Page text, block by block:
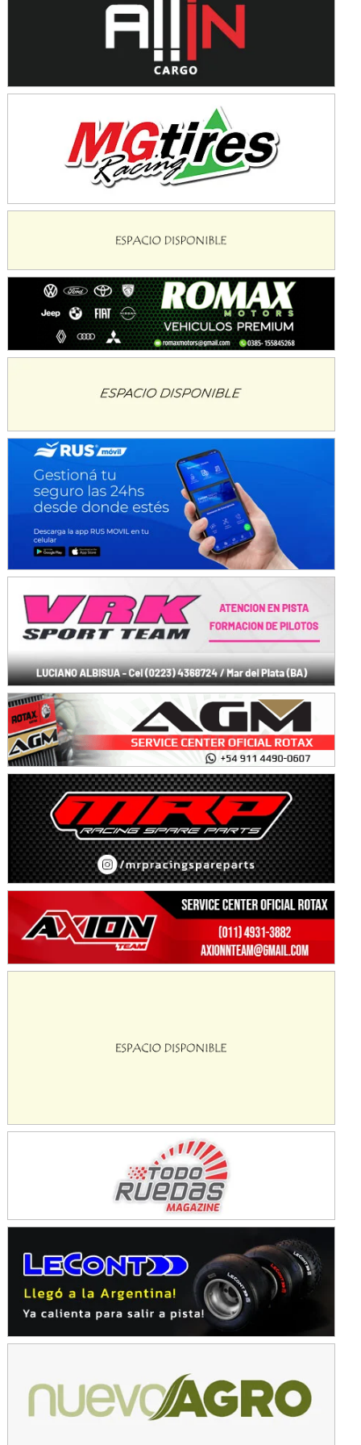
Ciudad de Trenque Lauquen (Asfalto)
ENTRERRIANO - F6 (POSTERGADA)
Villaguay (Entre Ríos)
VICTORIENSE - F7
El Cerro (Tierra)
Victoria (Entre Ríos)
Gral. E. Godoy (Río Negro)
CSK - F7
Juventud Unida (Tierra)
Humboldt (Santa Fe)
NORESTE SANTAFESINO - F6
SUR SANTAFESINO - F4
Rufino (Santa Fe)
TUCUMANO - F5
Juan Navarro (Asfalto)
El Timbó (Tucumán)